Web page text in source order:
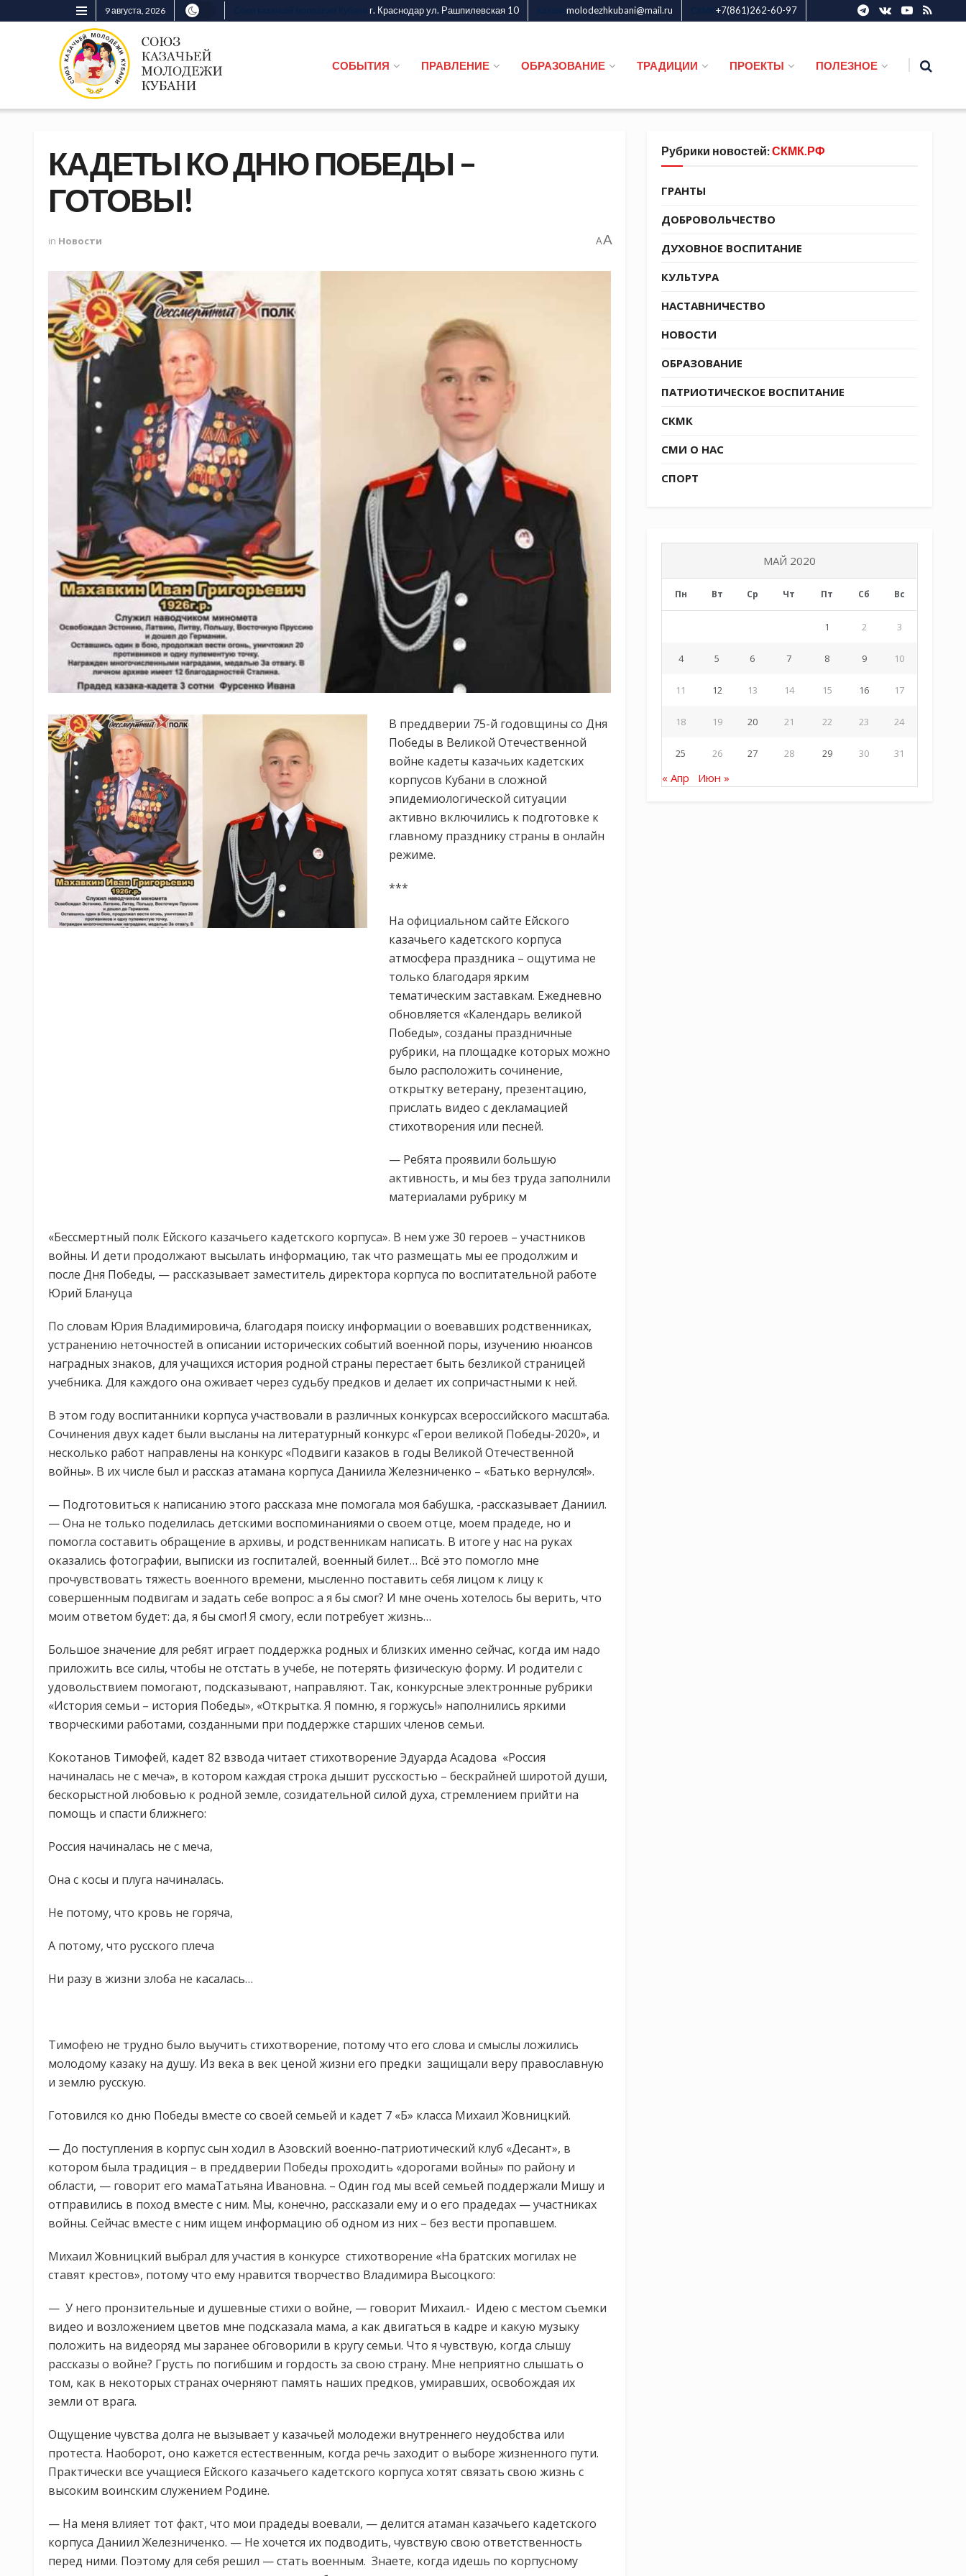
9 августа, 2026 г. Краснодар ул. Рашпилевская 10 molodezhkubani@mail.ru +7(861)262-60-97
СОБЫТИЯ ПРАВЛЕНИЕ ОБРАЗОВАНИЕ ТРАДИЦИИ ПРОЕКТЫ ПОЛЕЗНОЕ
КАДЕТЫ КО ДНЮ ПОБЕДЫ –
ГОТОВЫ!
in Новости AA
В преддверии 75-й годовщины со Дня
Победы в Великой Отечественной
войне кадеты казачьих кадетских
корпусов Кубани в сложной
эпидемиологической ситуации
активно включились к подготовке к
главному празднику страны в онлайн
режиме.
***
На официальном сайте Ейского
казачьего кадетского корпуса
атмосфера праздника – ощутима не
только благодаря ярким
тематическим заставкам. Ежедневно
обновляется «Календарь великой
Победы», созданы праздничные
рубрики, на площадке которых можно
было расположить сочинение,
открытку ветерану, презентацию,
прислать видео с декламацией
стихотворения или песней.
— Ребята проявили большую
активность, и мы без труда заполнили
материалами рубрику м
«Бессмертный полк Ейского казачьего кадетского корпуса». В нем уже 30 героев – участников
войны. И дети продолжают высылать информацию, так что размещать мы ее продолжим и
после Дня Победы, — рассказывает заместитель директора корпуса по воспитательной работе
Юрий Блануца
По словам Юрия Владимировича, благодаря поиску информации о воевавших родственниках,
устранению неточностей в описании исторических событий военной поры, изучению нюансов
наградных знаков, для учащихся история родной страны перестает быть безликой страницей
учебника. Для каждого она оживает через судьбу предков и делает их сопричастными к ней.
В этом году воспитанники корпуса участвовали в различных конкурсах всероссийского масштаба.
Сочинения двух кадет были высланы на литературный конкурс «Герои великой Победы-2020», и
несколько работ направлены на конкурс «Подвиги казаков в годы Великой Отечественной
войны». В их числе был и рассказ атамана корпуса Даниила Железниченко – «Батько вернулся!».
— Подготовиться к написанию этого рассказа мне помогала моя бабушка, -рассказывает Даниил.
— Она не только поделилась детскими воспоминаниями о своем отце, моем прадеде, но и
помогла составить обращение в архивы, и родственникам написать. В итоге у нас на руках
оказались фотографии, выписки из госпиталей, военный билет… Всё это помогло мне
прочувствовать тяжесть военного времени, мысленно поставить себя лицом к лицу к
совершенным подвигам и задать себе вопрос: а я бы смог? И мне очень хотелось бы верить, что
моим ответом будет: да, я бы смог! Я смогу, если потребует жизнь…
Большое значение для ребят играет поддержка родных и близких именно сейчас, когда им надо
приложить все силы, чтобы не отстать в учебе, не потерять физическую форму. И родители с
удовольствием помогают, подсказывают, направляют. Так, конкурсные электронные рубрики
«История семьи – история Победы», «Открытка. Я помню, я горжусь!» наполнились яркими
творческими работами, созданными при поддержке старших членов семьи.
Кокотанов Тимофей, кадет 82 взвода читает стихотворение Эдуарда Асадова «Россия
начиналась не с меча», в котором каждая строка дышит русскостью – бескрайней широтой души,
бескорыстной любовью к родной земле, созидательной силой духа, стремлением прийти на
помощь и спасти ближнего:
Россия начиналась не с меча,
Она с косы и плуга начиналась.
Не потому, что кровь не горяча,
А потому, что русского плеча
Ни разу в жизни злоба не касалась…
Тимофею не трудно было выучить стихотворение, потому что его слова и смыслы ложились
молодому казаку на душу. Из века в век ценой жизни его предки защищали веру православную
и землю русскую.
Готовился ко дню Победы вместе со своей семьей и кадет 7 «Б» класса Михаил Жовницкий.
— До поступления в корпус сын ходил в Азовский военно-патриотический клуб «Десант», в
котором была традиция – в преддверии Победы проходить «дорогами войны» по району и
области, — говорит его мамаТатьяна Ивановна. – Один год мы всей семьей поддержали Мишу и
отправились в поход вместе с ним. Мы, конечно, рассказали ему и о его прадедах — участниках
войны. Сейчас вместе с ним ищем информацию об одном из них – без вести пропавшем.
Михаил Жовницкий выбрал для участия в конкурсе стихотворение «На братских могилах не
ставят крестов», потому что ему нравится творчество Владимира Высоцкого:
— У него пронзительные и душевные стихи о войне, — говорит Михаил.- Идею с местом съемки
видео и возложением цветов мне подсказала мама, а как двигаться в кадре и какую музыку
положить на видеоряд мы заранее обговорили в кругу семьи. Что я чувствую, когда слышу
рассказы о войне? Грусть по погибшим и гордость за свою страну. Мне неприятно слышать о
том, как в некоторых странах очерняют память наших предков, умиравших, освобождая их
земли от врага.
Ощущение чувства долга не вызывает у казачьей молодежи внутреннего неудобства или
протеста. Наоборот, оно кажется естественным, когда речь заходит о выборе жизненного пути.
Практически все учащиеся Ейского казачьего кадетского корпуса хотят связать свою жизнь с
высоким воинским служением Родине.
— На меня влияет тот факт, что мои прадеды воевали, — делится атаман казачьего кадетского
корпуса Даниил Железниченко. — Не хочется их подводить, чувствую свою ответственность
перед ними. Поэтому для себя решил — стать военным. Знаете, когда идешь по корпусному
Рубрики новостей:СКМК.РФ
ГРАНТЫ
ДОБРОВОЛЬЧЕСТВО
ДУХОВНОЕ ВОСПИТАНИЕ
КУЛЬТУРА
НАСТАВНИЧЕСТВО
НОВОСТИ
ОБРАЗОВАНИЕ
ПАТРИОТИЧЕСКОЕ ВОСПИТАНИЕ
СКМК
СМИ О НАС
СПОРТ
МАЙ 2020
Пн Вт Ср Чт Пт Сб Вс
1 2 3
4 5 6 7 8 9 10
11 12 13 14 15 16 17
18 19 20 21 22 23 24
25 26 27 28 29 30 31
« Апр Июн »